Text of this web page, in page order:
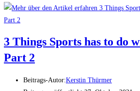
3 Things Sports has to do
Part 2
Beitrags-Autor:Kerstin Thürmer